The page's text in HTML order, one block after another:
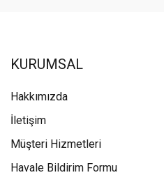
KURUMSAL
Hakkımızda
İletişim
Müşteri Hizmetleri
Havale Bildirim Formu